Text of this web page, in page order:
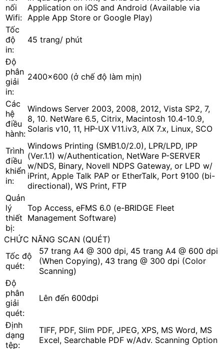
nối
Wifi:
Application on iOS and Android (Available via
Apple App Store or Google Play)
Tốc
độ
in:
45 trang/ phút
Độ
phân
giải
in:
2400x600 (ở chế độ làm mịn)
Các
hệ
điều
hành:
Windows Server 2003, 2008, 2012, Vista SP2, 7,
8, 10. NetWare 6.5, Citrix, Macintosh 10.4-10.9,
Solaris v10, 11, HP-UX V11.iv3, AIX 7.x, Linux, SCO
Trình
điều
khiển
in:
Windows Printing (SMB1.0/2.0), LPR/LPD, IPP
(Ver.1.1) w/Authentication, NetWare P-SERVER
w/NDS, Binary, Novell NDPS Gateway, or LPD w/
iPrint, Apple Talk PAP or EtherTalk, Port 9100 (bi-
directional), WS Print, FTP
Quản
lý
thiết
bị:
Top Access, eFMS 6.0 (e-BRIDGE Fleet
Management Software)
CHỨC NĂNG SCAN (QUÉT)
Tốc độ
quét:
57 trang A4 @ 300 dpi, 45 trang A4 @ 600 dpi
(When Copying), 43 trang @ 300 dpi (Color
Scanning)
Độ
phân
giải
quét:
Lên đến 600dpi
Định
dạng
tệp:
TIFF, PDF, Slim PDF, JPEG, XPS, MS Word, MS
Excel, Searchable PDF w/Adv. Scanning Option